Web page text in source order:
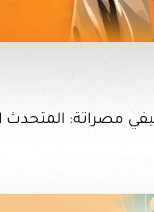
مصراتة: المتحدث